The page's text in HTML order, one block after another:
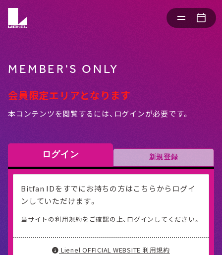
MEMBER'S ONLY
会員限定エリアとなります
本コンテンツを閲覧するには、ログインが必要です。
ログイン 新規登録
Bitfan IDをすでにお持ちの方はこちらからログイ
ンしていただけます。
当サイトの利用規約をご確認の上、ログインしてください。
Lienel OFFICIAL WEBSITE 利用規約